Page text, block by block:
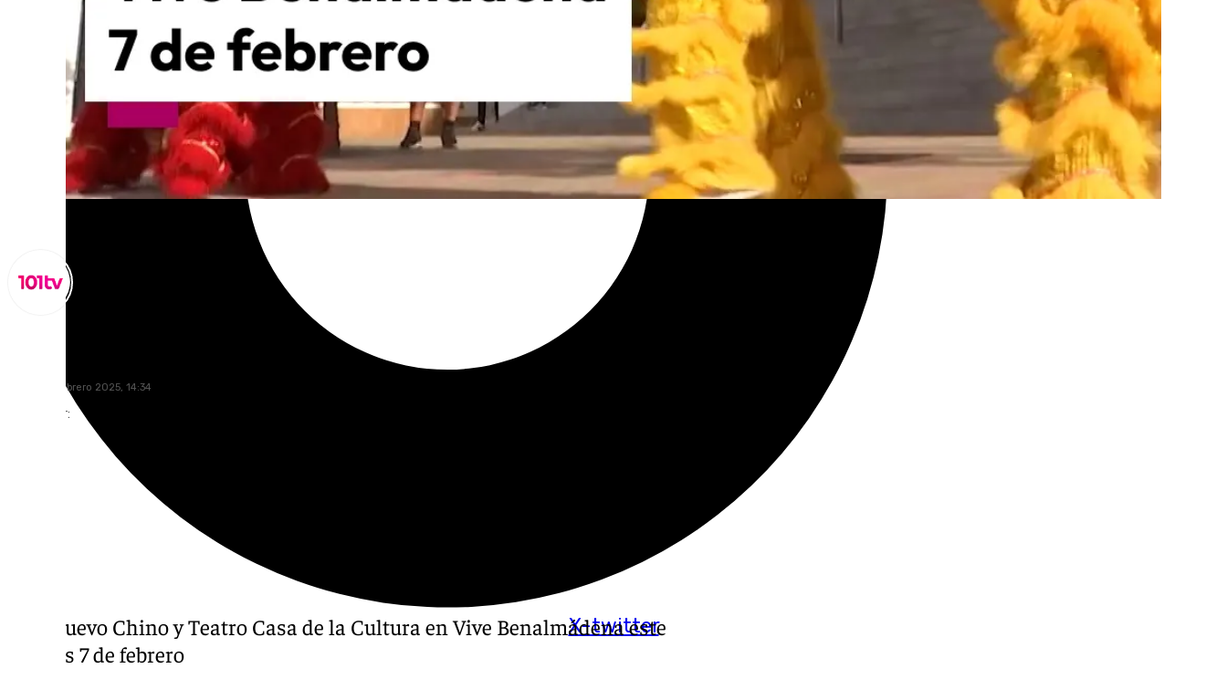
X-twitter
viernes, 7 febrero 2025, 14:34
Compartir:
Año Nuevo Chino y Teatro Casa de la Cultura en Vive Benalmádena este
viernes 7 de febrero